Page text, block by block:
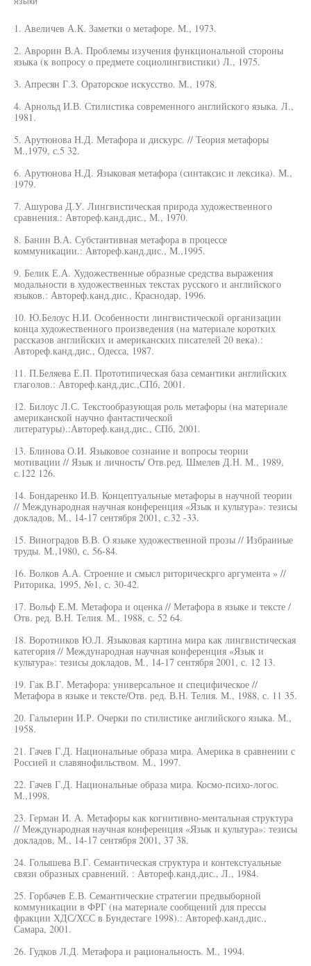
1. Авеличев А.К. Заметки о метафоре. М., 1973.
2. Аврорин В.А. Проблемы изучения функциональной стороны
языка (к вопросу о предмете социолингвистики) Л., 1975.
3. Апресян Г.З. Ораторское искусство. М., 1978.
4. Арнольд И.В. Стилистика современного английского языка. Л.,
1981.
5. Арутюнова Н.Д. Метафора и дискурс. // Теория метафоры
М.,1979, с.5 32.
6. Арутюнова Н.Д. Языковая метафора (синтаксис и лексика). М.,
1979.
7. Ашурова Д.У. Лингвистическая природа художественного
сравнения.: Автореф.канд.дис., М., 1970.
8. Банин В.А. Субстантивная метафора в процессе
коммуникации.: Автореф.канд.дис., М.,1995.
9. Белик Е.А. Художественные образные средства выражения
модальности в художественных текстах русского и английского
языков.: Автореф.канд.дис., Краснодар, 1996.
10. Ю.Белоус Н.И. Особенности лингвистической организации
конца художественного произведения (на материале коротких
рассказов английских и американских писателей 20 века).:
Автореф.канд.дис., Одесса, 1987.
11. П.Беляева Е.П. Прототипическая база семантики английских
глаголов.: Автореф.канд.дис.,СПб, 2001.
12. Билоус Л.С. Текстообразующая роль метафоры (на материале
американской научно фантастической
литературы).:Автореф.канд.дис., СПб, 2001.
13. Блинова О.И. Языковое сознание и вопросы теории
мотивации // Язык и личность/ Отв.ред. Шмелев Д.Н. М., 1989,
с.122 126.
14. Бондаренко И.В. Концептуальные метафоры в научной теории
// Международная научная конференция «Язык и культура»: тезисы
докладов, М., 14-17 сентября 2001, с.32 -33.
15. Виноградов В.В. О языке художественной прозы // Избранные
труды. М.,1980, с. 56-84.
16. Волков А.А. Строение и смысл риторическрго аргумента » //
Риторика, 1995, №1, с. 30-42.
17. Вольф Е.М. Метафора и оценка // Метафора в языке и тексте /
Отв. ред. В.Н. Телия. М., 1988, с. 52 64.
18. Воротников Ю.Л. Языковая картина мира как лингвистическая
категория // Международная научная конференция «Язык и
культура»: тезисы докладов, М., 14-17 сентября 2001, с. 12 13.
19. Гак В.Г. Метафора: универсальное и специфическое //
Метафора в языке и тексте/Отв. ред. В.Н. Телия. М., 1988, с. 11 35.
20. Гальперин И.Р. Очерки по стилистике английского языка. М.,
1958.
21. Гачев Г.Д. Национальные образа мира. Америка в сравнении с
Россией и славянофильством. М., 1997.
22. Гачев Г.Д. Национальные образа мира. Космо-психо-логос.
М.,1998.
23. Герман И. А. Метафоры как когнитивно-ментальная структура
// Международная научная конференция «Язык и культура»: тезисы
докладов, М., 14-17 сентября 2001, 37 38.
24. Голышева В.Г. Семантическая структура и контекстуальные
связи образных сравнений. : Автореф.канд.дис., Л., 1984.
25. Горбачев Е.В. Семантические стратегии предвыборной
коммуникации в ФРГ (на материале сообщений для прессы
фракции ХДС/ХСС в Бундестаге 1998).: Автореф.канд.дис.,
Самара, 2001.
26. Гудков Л.Д. Метафора и рациональность. М., 1994.